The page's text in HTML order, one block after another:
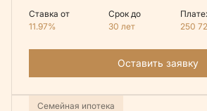
Ставка от
11.97%
Срок до
30 лет
250
Оставить заявку
Семейная ипотека